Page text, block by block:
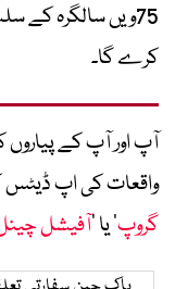
75ویں سالگرہ
کرے گا۔
آپ اور آپ کے پیاروں
واقعات کی اپ ڈیٹس
گروپ‘ یا ’آفیشل